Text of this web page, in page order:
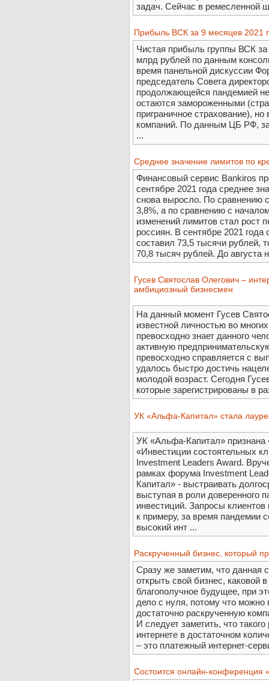
задач. Сейчас в ремесленной
Прибыль ВСК за 9 месяцев 2021
Чистая прибыль группы ВСК
млрд рублей по данным
время панельной дискуссии
председатель Совета
продолжающейся пандемией
остаются замороженными
приграничное страхование),
компаний. По данным ЦБ РФ, за
...
Среднее значение лимитов по
Финансовый сервис Bankiros
сентябре 2021 года среднее
снова выросло. По сравнению
3,8%, а по сравнению с
изменений лимитов стал рост
россиян. В сентябре 2021 года
составил 73,5 тысячи рублей,
70,8 тысяч рублей. До августа
Гусев Святослав Олегович –
амбициозный бизнесмен
На данный момент Гусев
известной личностью во
превосходно знает данного
активную
превосходно справляется с
удалось быстро достичь
молодой возраст. Сегодня
которые зарегистрированы в
УК «Альфа-Капитал» стала
УК «Альфа-Капитал» признана
«Инвестиции состоятельных
Investment Leaders Award.
рамках форума Investment
Капитал» - выстраивать
выступая в роли доверенного
инвестиций. Запросы
к примеру, за время пандемии
высокий инт ...
Раскрученный бизнес, который
Сразу же заметим, что данная
открыть свой бизнес, каковой
благополучное будущее, при
дело с нуля, потому что
достаточно раскрученную
И следует заметить, что
интернете в достаточном
– это платежный интернет-
Состоится онлайн-конференция